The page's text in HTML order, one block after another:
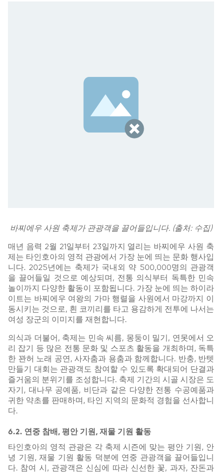
바찌에우 사원 축제가 관광객을 끌어들입니다. (출처: 수집)
매년 음력 2월 21일부터 23일까지 열리는 바찌에우 사원 축
제는 타인호아의 영적 관광에서 가장 눈에 띄는 문화 행사입
니다. 2025년에는 축제가 국내외 약 500,000명의 관광객
을 끌어들일 것으로 예상되며, 전통 의식부터 독특한 민속
놀이까지 다양한 활동이 포함됩니다. 가장 눈에 띄는 하이라
이트는 바찌에우 여왕의 가마 행렬을 사원에서 마강까지 이
동시키는 것으로, 흰 코끼리를 타고 용감하게 전투에 나서는
여성 장군의 이미지를 재현합니다.
의식과 더불어, 축제는 민속 씨름, 몽둥이 밀기, 연못에서 오
리 잡기 등 많은 전통 문화 및 스포츠 활동을 개최하며, 독특
한 꽌허 노래 공연, 사자춤과 용춤과 함께합니다. 반충, 반텟
만들기 대회는 관광객도 참여할 수 있도록 확대되어 단결과
즐거움의 분위기를 조성합니다. 축제 기간의 시골 시장은 도
자기, 대나무 공예품, 비단과 같은 다양한 전통 수공예품과
귀한 약초를 판매하며, 타인 지역의 문화적 경험을 선사합니
다.
6.2. 연중 참배, 평안 기원, 재물 기원 활동
타인호아의 영적 관광은 각 축제 시즌에 맞는 평안 기원, 안
녕 기원, 재물 기원 활동 덕분에 연중 관광객을 끌어들입니
다. 참여 시, 관광객은 신심에 따라 신선한 꽃, 과자, 잔돈과